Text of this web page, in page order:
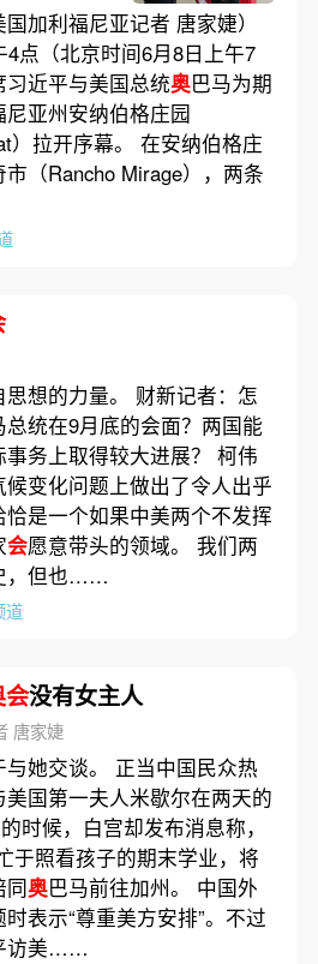
国加利福尼亚记者 唐家婕）
4点（北京时间6月8日上午7
近平与美国总统奥巴马为期
亚州安纳伯格庄园
）拉开序幕。 在安纳伯格庄
（Rancho Mirage），两条
想的力量。 财新记者：怎
总统在9月底的会面？两国能
务上取得较大进展？ 柯伟
变化问题上做出了令人出乎
是一个如果中美两个不发挥
会愿意带头的领域。 我们两
，但也……
道
会没有女主人
唐家婕
与她交谈。 正当中国民众热
国第一夫人米歇尔在两天的
时候，白宫却发布消息称，
于照看孩子的期末学业，将
同奥巴马前往加州。 中国外
表示“尊重美方安排”。不过
访美……